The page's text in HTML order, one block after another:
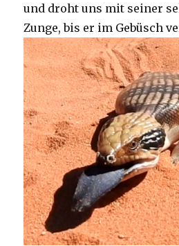
und droht uns mit seiner
Zunge, bis er im Gebüsch